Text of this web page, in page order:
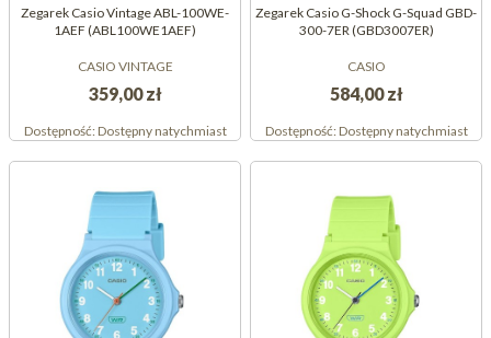
Zegarek Casio Vintage ABL-100WE-
1AEF (ABL100WE1AEF)
CASIO VINTAGE
359,00 zł
Dostępność:Dostępny natychmiast
Zegarek Casio G-Shock G-Squad GBD-
300-7ER (GBD3007ER)
CASIO
584,00 zł
Dostępność:Dostępny natychmiast